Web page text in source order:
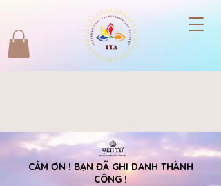
CẢM ƠN ! BẠN ĐÃ GHI DANH THÀNH
CÔNG !